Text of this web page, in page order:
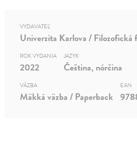
VYDAVATEĽ
Univerzita Karlova / Filozofická
ROK VYDANIA
2022
JAZYK
Čeština, nórčina
VÄZBA
Mäkká väzba / Paperback
EAN